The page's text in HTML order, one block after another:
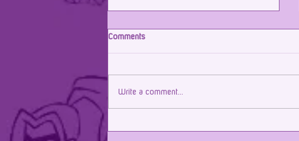
Parceria renovada com Icatu!
Comments
Write a comment...